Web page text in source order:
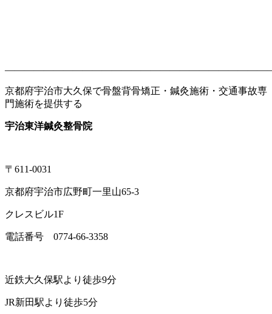
京都府宇治市大久保で骨盤背骨矯正・鍼灸施術・交通事故専
門施術を提供する
宇治東洋鍼灸整骨院
〒611-0031
京都府宇治市広野町一里山65-3
クレスビル1F
電話番号 0774-66-3358
近鉄大久保駅より徒歩9分
JR新田駅より徒歩5分